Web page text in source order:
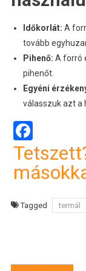
Időkorlát: A
tovább
Pihenő: A forró
pihenőt.
Egyéni
válasszuk azt a
Tagged termál